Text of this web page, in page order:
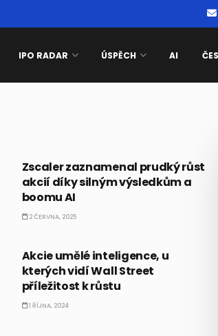
IPO RADAR ÚSPĚCH AI
Zscaler zaznamenal prudký růst
akcií díky silným výsledkům a
boomu AI
2 ČERVNA, 2025
Akcie umělé inteligence, u
kterých vidí Wall Street
příležitost k růstu
1 ŘÍJNA, 2024